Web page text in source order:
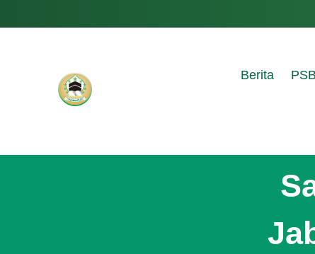
Berita PSB